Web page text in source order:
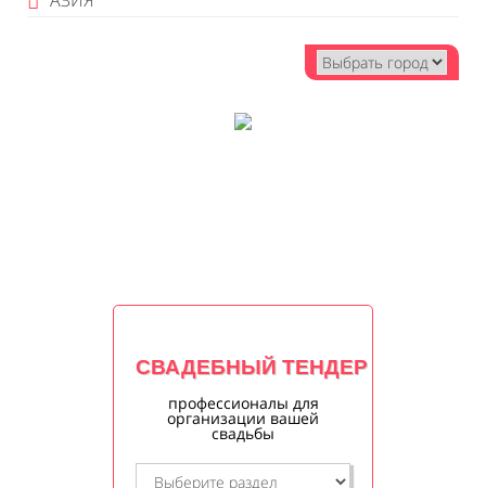
СВАДЕБНЫЙ ТЕНДЕР
профессионалы для
организации вашей
свадьбы